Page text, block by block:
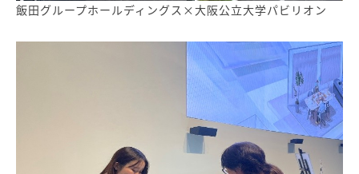
飯田グループホールディングス×大阪公立大学パビリオン